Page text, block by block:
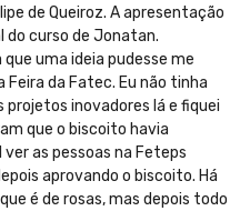
de Queiroz. A apresentação
do curso de Jonatan.
uma ideia pudesse me
da Fatec. Eu não tinha
inovadores lá e fiquei
que o biscoito havia
as pessoas na Feteps
aprovando o biscoito. Há
é de rosas, mas depois todo